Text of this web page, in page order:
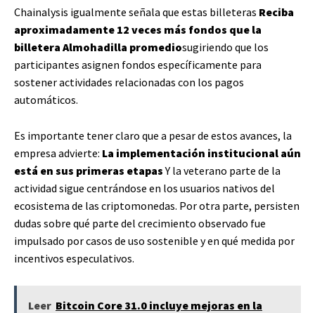
Chainalysis igualmente señala que estas billeteras Reciba
aproximadamente 12 veces más fondos que la
billetera Almohadilla promediosugiriendo que los
participantes asignen fondos específicamente para
sostener actividades relacionadas con los pagos
automáticos.
Es importante tener claro que a pesar de estos avances, la
empresa advierte: La implementación institucional aún
está en sus primeras etapasY la veterano parte de la
actividad sigue centrándose en los usuarios nativos del
ecosistema de las criptomonedas. Por otra parte, persisten
dudas sobre qué parte del crecimiento observado fue
impulsado por casos de uso sostenible y en qué medida por
incentivos especulativos.
Leer Bitcoin Core 31.0 incluye mejoras en la